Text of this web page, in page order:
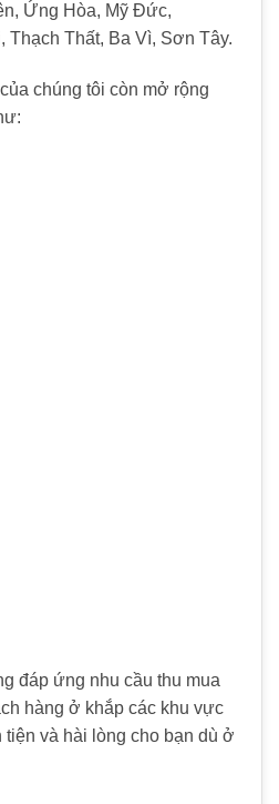
Ứng Hòa, Mỹ Đức,
Thạch Thất, Ba Vì, Sơn Tây.
chúng tôi còn mở rộng
đáp ứng nhu cầu thu mua
hàng ở khắp các khu vực
tiện và hài lòng cho bạn dù ở